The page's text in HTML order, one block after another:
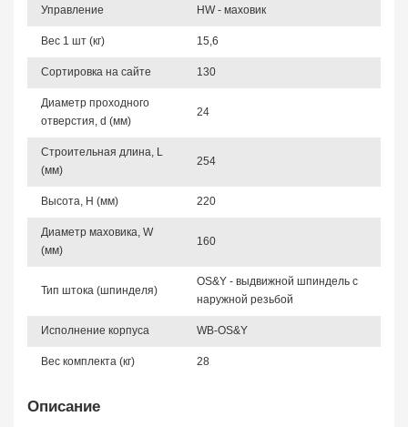
Управление HW - маховик
Вес 1 шт (кг) 15,6
Сортировка на сайте 130
Диаметр проходного
отверстия, d (мм)
24
Строительная длина, L
(мм)
254
Высота, Н (мм) 220
Диаметр маховика, W
(мм)
160
Тип штока (шпинделя)
OS&Y - выдвижной шпиндель с
наружной резьбой
Исполнение корпуса WB-OS&Y
Вес комплекта (кг) 28
Описание